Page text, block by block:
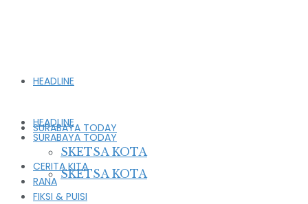
HEADLINE
SURABAYA TODAY
SKETSA KOTA
HEADLINE
SURABAYA TODAY
SKETSA KOTA
CERITA KITA
RANA
FIKSI & PUISI